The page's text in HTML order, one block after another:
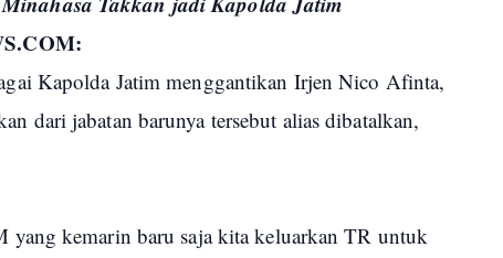
Kapolda Jatim menggantikan Irjen Nico Afinta,
dari jabatan barunya tersebut alias dibatalkan,
kemarin baru saja kita keluarkan TR untuk